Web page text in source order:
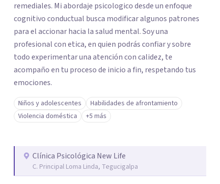
remediales. Mi abordaje psicologico desde un enfoque
cognitivo conductual busca modificar algunos patrones
para el accionar hacia la salud mental. Soy una
profesional con etica, en quien podrás confiar y sobre
todo experimentar una atención con calidez, te
acompaño en tu proceso de inicio a fin, respetando tus
emociones.
Niños y adolescentes
Habilidades de afrontamiento
Violencia doméstica
+5 más
Clínica Psicológica New Life
C. Principal Loma Linda, Tegucigalpa